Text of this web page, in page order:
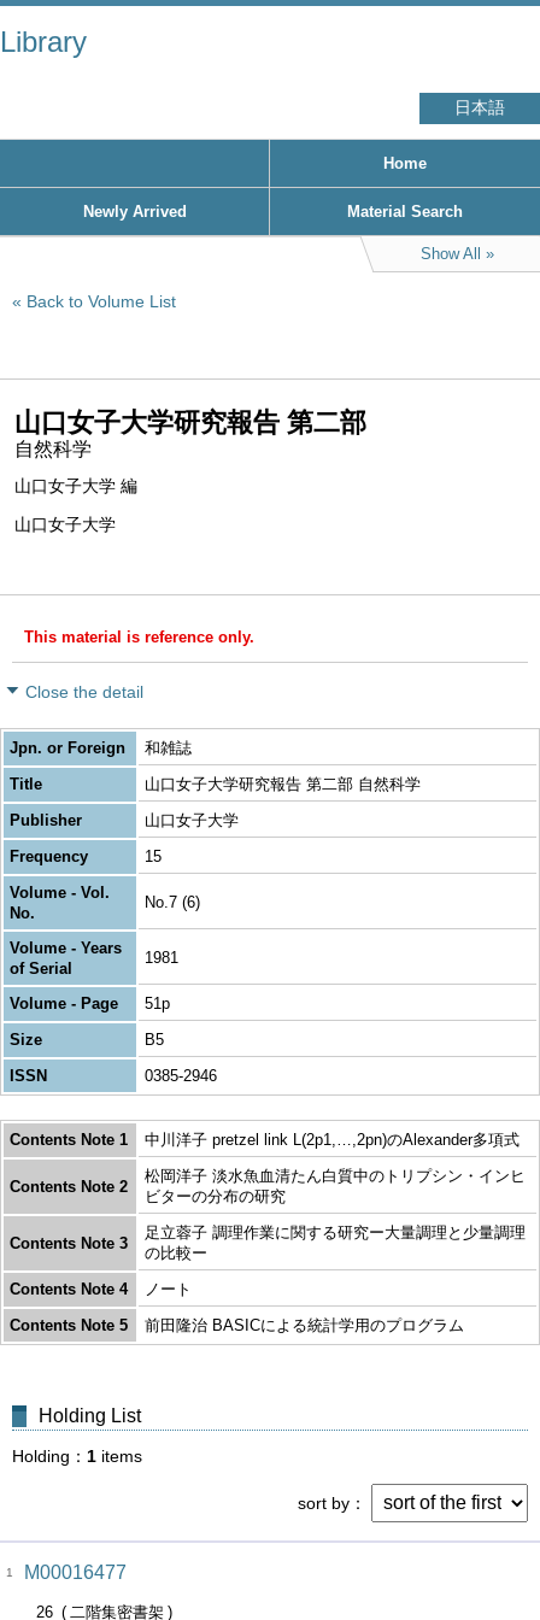
Library
日本語
Home
Newly Arrived Material Search
Show All
Back to Volume List
山口女子大学研究報告 第二部
自然科学
山口女子大学 編
山口女子大学
This material is reference only.
Close the detail
Jpn. or Foreign
和雑誌
Title
山口女子大学研究報告 第二部 自然科学
Publisher
山口女子大学
Frequency
15
Volume - Vol.
No.
No.7 (6)
Volume - Years
of Serial
1981
Volume - Page
51p
Size
B5
ISSN
0385-2946
Contents Note 1 中川洋子 pretzel link L(2p1,…,2pn)のAlexander多項式
Contents Note 2
松岡洋子 淡水魚血清たん白質中のトリプシン・インヒ
ビターの分布の研究
Contents Note 3
足立蓉子 調理作業に関する研究ー大量調理と少量調理
の比較ー
Contents Note 4
ノート
Contents Note 5
前田隆治 BASICによる統計学用のプログラム
Holding List
Holding 1 items
sort by
1 M00016477
26 二階集密書架